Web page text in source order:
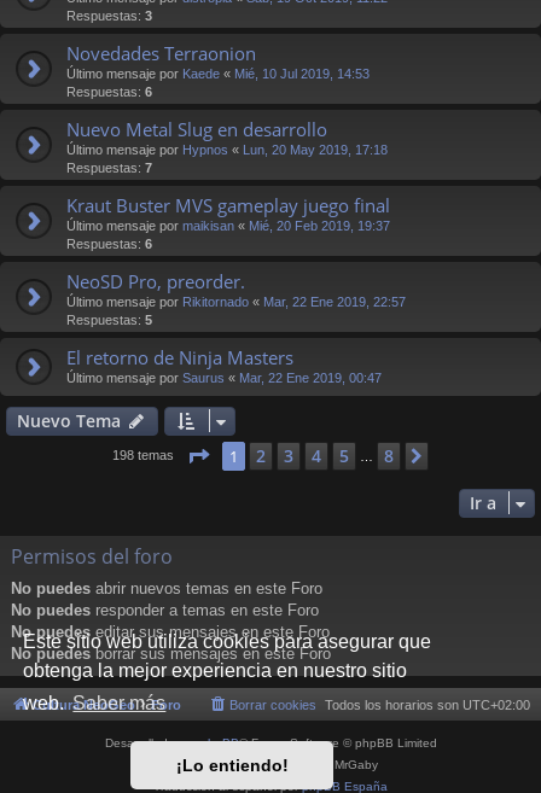
Este sitio web utiliza cookies para asegurar que
obtenga la mejor experiencia en nuestro sitio
web.Saber más
¡Lo entiendo!
Respuestas: 3
Novedades Terraonion
Último mensaje por Kaede « Mié, 10 Jul 2019, 14:53
Respuestas: 6
Nuevo Metal Slug en desarrollo
Último mensaje por Hypnos « Lun, 20 May 2019, 17:18
Respuestas: 7
Kraut Buster MVS gameplay juego final
Último mensaje por maikisan « Mié, 20 Feb 2019, 19:37
Respuestas: 6
NeoSD Pro, preorder.
Último mensaje por Rikitornado « Mar, 22 Ene 2019, 22:57
Respuestas: 5
El retorno de Ninja Masters
Último mensaje por Saurus « Mar, 22 Ene 2019, 00:47
Nuevo Tema
198 temas Página de 8
1 2 3 4 5 8
Ir a
Permisos del foro
No puedes abrir nuevos temas en este Foro
No puedes responder a temas en este Foro
No puedes editar sus mensajes en este Foro
No puedesborrar sus mensajes en este Foro
Cultura NeoGeo Foro Todos los horarios son UTC+02:00
Borrar cookies
Desarrollado porphpBB® Forum Software © phpBB Limited
Style porArty- phpBB 3.3 por MrGaby
phpBB España